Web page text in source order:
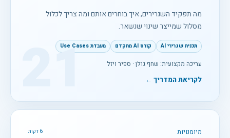
מה תפקיד השגרירים, איך בוחרים אותם ומה צריך לכלול
מסלול שמייצר שינוי שנשאר.
תכנית שגרירי AI קורס AI מתקדם מעבדת Use Cases
עריכה מקצועית: שחף גולן · ספיר ויזל
לקריאת המדריך ← 21
מיומנויות 6 דקות